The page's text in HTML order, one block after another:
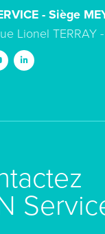
- Siège
Lionel TERRAY